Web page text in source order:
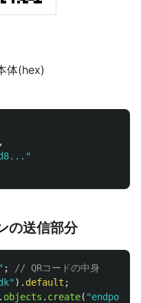
体(hex)
,
の送信部分
" ;
// QRコードの中身
" ). default ;
. objects . create( "endpoint